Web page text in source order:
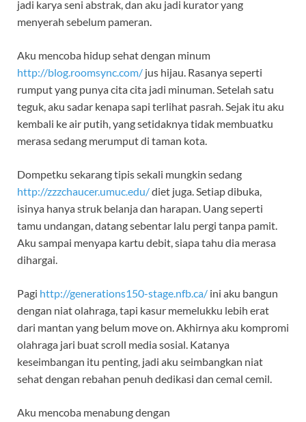
jadi karya seni abstrak, dan aku jadi kurator yang
menyerah sebelum pameran.
Aku mencoba hidup sehat dengan minum
http://blog.roomsync.com/ jus hijau. Rasanya seperti
rumput yang punya cita cita jadi minuman. Setelah satu
teguk, aku sadar kenapa sapi terlihat pasrah. Sejak itu aku
kembali ke air putih, yang setidaknya tidak membuatku
merasa sedang merumput di taman kota.
Dompetku sekarang tipis sekali mungkin sedang
http://zzzchaucer.umuc.edu/diet juga. Setiap dibuka,
isinya hanya struk belanja dan harapan. Uang seperti
tamu undangan, datang sebentar lalu pergi tanpa pamit.
Aku sampai menyapa kartu debit, siapa tahu dia merasa
dihargai.
Pagi http://generations150-stage.nfb.ca/ ini aku bangun
dengan niat olahraga, tapi kasur memelukku lebih erat
dari mantan yang belum move on. Akhirnya aku kompromi
olahraga jari buat scroll media sosial. Katanya
keseimbangan itu penting, jadi aku seimbangkan niat
sehat dengan rebahan penuh dedikasi dan cemal cemil.
Aku mencoba menabung dengan